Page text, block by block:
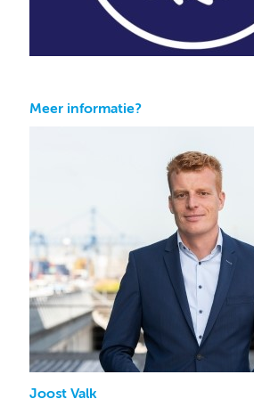
Meer informatie?
Joost Valk